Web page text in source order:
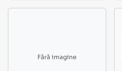
Fără imagine